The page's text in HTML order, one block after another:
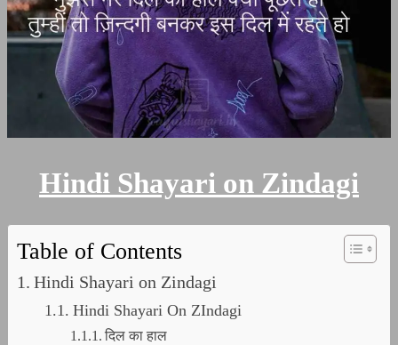
Hindi Shayari on Zindagi
Table of Contents
Hindi Shayari on Zindagi
Hindi Shayari On ZIndagi
दिल का हाल